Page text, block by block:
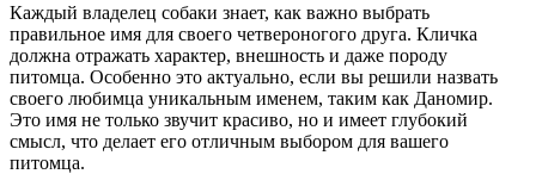
Каждый владелец собаки знает, как важно выбрать
правильное имя для своего четвероногого друга. Кличка
должна отражать характер, внешность и даже породу
питомца. Особенно это актуально, если вы решили назвать
своего любимца уникальным именем, таким как Даномир.
Это имя не только звучит красиво, но и имеет глубокий
смысл, что делает его отличным выбором для вашего
питомца.